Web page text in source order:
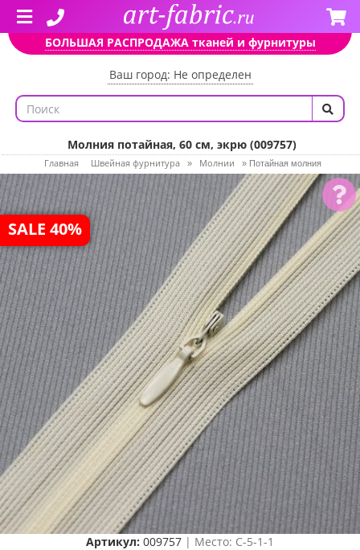
БОЛЬШАЯ РАСПРОДАЖА тканей и фурнитуры
Ваш город: Не определен
Молния потайная, 60 см, экрю (009757)
Главная Швейная фурнитура » Молнии » Потайная молния
SALE 40%
Артикул: 009757 | Место: C-5-1-1